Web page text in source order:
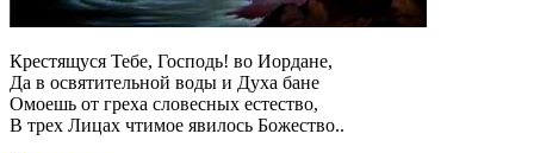
Крестящуся Тебе, Господь! во Иордане,
Да в освятительной воды и Духа бане
Омоешь от греха словесных естество,
В трех Лицах чтимое явилось Божество..